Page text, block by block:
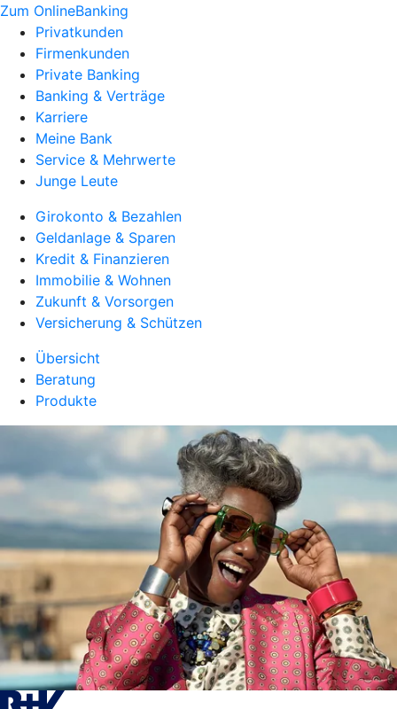
Zum OnlineBanking
Privatkunden
Firmenkunden
Private Banking
Banking & Verträge
Karriere
Meine Bank
Service & Mehrwerte
Junge Leute
Girokonto & Bezahlen
Geldanlage & Sparen
Kredit & Finanzieren
Immobilie & Wohnen
Zukunft & Vorsorgen
Versicherung & Schützen
Übersicht
Beratung
Produkte